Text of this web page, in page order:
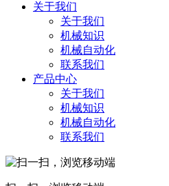
关于我们
关于我们
机械知识
机械自动化
联系我们
产品中心
关于我们
机械知识
机械自动化
联系我们